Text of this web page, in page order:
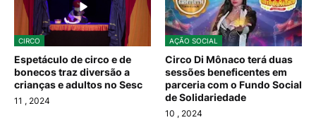
CIRCO
Espetáculo de circo e de
bonecos traz diversão a
crianças e adultos no Sesc
11 , 2024
AÇÃO SOCIAL
Circo Di Mônaco terá duas
sessões beneficentes em
parceria com o Fundo Social
de Solidariedade
10 , 2024